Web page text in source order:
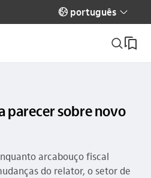
globo_outline português seta_baixo
busca_outline
parecer sobre novo
arcabouço fiscal
do relator, o setor de